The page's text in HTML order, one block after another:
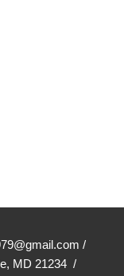
/
MD 21234 /